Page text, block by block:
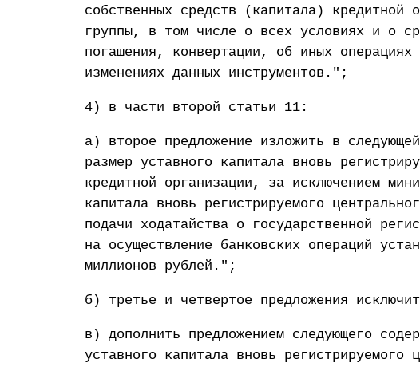
собственных средств (капитала) кредитной
группы, в том числе о всех условиях и о
погашения, конвертации, об иных
изменениях данных инструментов.";
4) в части второй статьи 11:
а) второе предложение изложить в
размер уставного капитала вновь
кредитной организации, за исключением
капитала вновь регистрируемого
подачи ходатайства о государственной
на осуществление банковских операций
миллионов рублей.";
б) третье и четвертое предложения
в) дополнить предложением следующего
уставного капитала вновь регистрируемого